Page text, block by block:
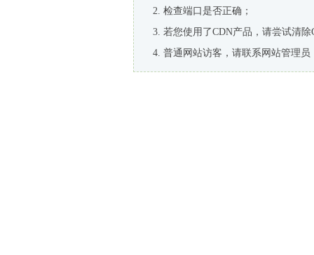
检查端口是否正确；
若您使用了CDN产品，请尝试清除
普通网站访客，请联系网站管理员